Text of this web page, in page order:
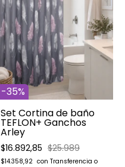
-35%
Set Cortina de baño
TEFLON+ Ganchos
Arley
$16.892,85 $25.989
$14.358,92